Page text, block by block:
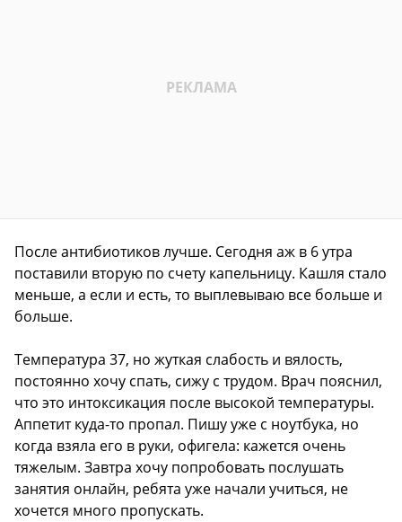
После антибиотиков лучше. Сегодня аж в 6 утра
поставили вторую по счету капельницу. Кашля стало
меньше, а если и есть, то выплевываю все больше и
больше.
Температура 37, но жуткая слабость и вялость,
постоянно хочу спать, сижу с трудом. Врач пояснил,
что это интоксикация после высокой температуры.
Аппетит куда-то пропал. Пишу уже с ноутбука, но
когда взяла его в руки, офигела: кажется очень
тяжелым. Завтра хочу попробовать послушать
занятия онлайн, ребята уже начали учиться, не
хочется много пропускать.